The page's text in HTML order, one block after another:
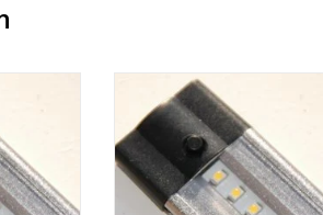
FLATPROFIEL 5W 5500k DC12V of
24V in de kleur grijs
TOEVOEGEN AAN WINKELWAGEN